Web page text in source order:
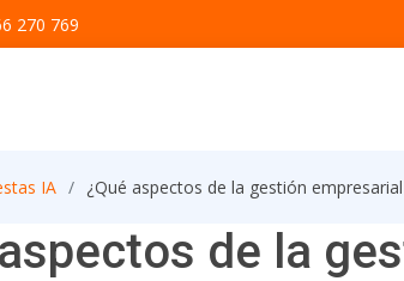
270 769
IA ¿Qué aspectos de la gestión
de la